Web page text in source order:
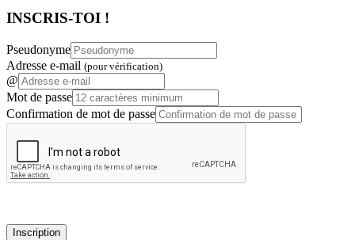
INSCRIS-TOI !
Pseudonyme
Adresse e-mail (pour vérification)
@
Mot de passe
Confirmation de mot de passe
Inscription